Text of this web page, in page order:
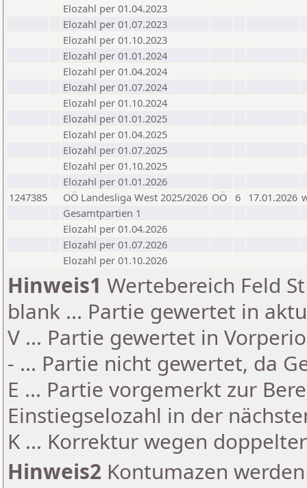
Elozahl per 01.04.2023
Elozahl per 01.07.2023
Elozahl per 01.10.2023
Elozahl per 01.01.2024
Elozahl per 01.04.2024
Elozahl per 01.07.2024
Elozahl per 01.10.2024
Elozahl per 01.01.2025
Elozahl per 01.04.2025
Elozahl per 01.07.2025
Elozahl per 01.10.2025
Elozahl per 01.01.2026
1247385
OÖ Landesliga West 2025/2026 OÖ 6 17.01.2026
Gesamtpartien 1
Elozahl per 01.04.2026
Elozahl per 01.07.2026
Elozahl per 01.10.2026
Hinweis1 Wertebereich Feld
blank ... Partie gewertet in
V ... Partie gewertet in
- ... Partie nicht gewertet, da
E ... Partie vorgemerkt zur
Einstiegselozahl in der
K ... Korrektur wegen
Hinweis2 Kontumazen